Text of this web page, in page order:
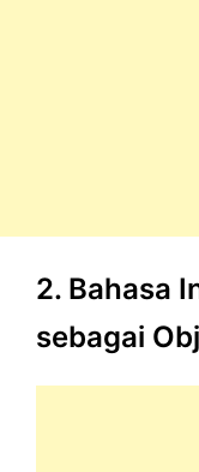
2. Bahasa
sebagai